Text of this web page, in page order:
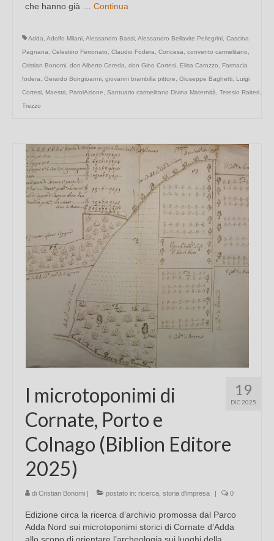
che hanno già … Continua
Adda Adolfo Milani Alessandro Bassi Alessandro Bellavite Pellegrini Cascina
Pagnana
Celestino Ferronato Claudio Fodera Concesa convento carmelitano
Cristian Bonomi don Alberto Cereda don Gino Cortesi Elisa Carozzo
Farmacia
fodera
Gerardo Bongioanni giovanni brambilla pittore Giuseppe Baghetti
Luigi
Cortesi
Maestri ParolAzione Santuario carmelitano Divina Maternità Teresio Raiteri
Trezzo
19
DIC 2025
I microtoponimi di
Cornate, Porto e
Colnago (Biblion Editore
2025)
di Cristian Bonomi | postato in: ricerca storia d'impresa | 0
Edizione circa la ricerca d’archivio promossa dal Parco
Adda Nord sui microtoponimi storici di Cornate d’Adda